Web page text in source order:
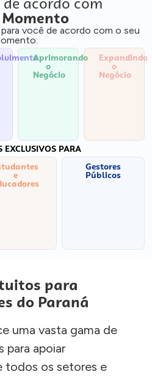
você de acordo com o seu
Aprimorando
o
Negócio
Expandindo
o
Negócio
EXCLUSIVOS PARA
e
Gestores
Públicos
para
do Paraná
uma vasta gama de
apoiar
todos os setores e